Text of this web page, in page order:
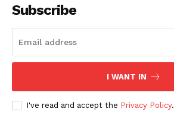
Subscribe
I WANT IN
I've read and accept the Privacy Policy.